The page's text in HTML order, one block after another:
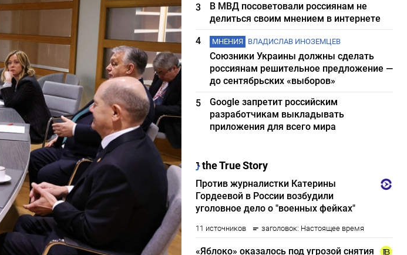
3
В МВД посоветовали россиянам не
делиться своим мнением в интернете
4
МНЕНИЯ ВЛАДИСЛАВ ИНОЗЕМЦЕВ
Союзники Украины должны сделать
россиянам решительное предложение —
до сентябрьских «выборов»
5
Google запретит российским
разработчикам выкладывать
приложения для всего мира